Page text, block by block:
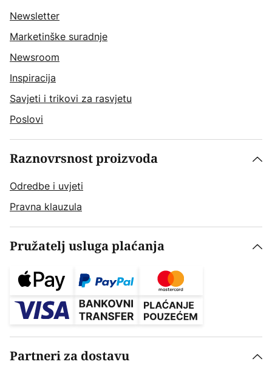
Newsletter
Marketinške suradnje
Newsroom
Inspiracija
Savjeti i trikovi za rasvjetu
Poslovi
Raznovrsnost proizvoda
Odredbe i uvjeti
Pravna klauzula
Pružatelj usluga plaćanja
Partneri za dostavu